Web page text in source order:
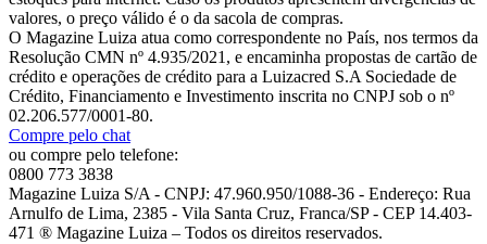
valores, o preço válido é o da sacola de compras.
O Magazine Luiza atua como correspondente no País, nos termos da
Resolução CMN nº 4.935/2021, e encaminha propostas de cartão de
crédito e operações de crédito para a Luizacred S.A Sociedade de
Crédito, Financiamento e Investimento inscrita no CNPJ sob o nº
02.206.577/0001-80.
Compre pelo chat
ou compre pelo telefone:
0800 773 3838
Magazine Luiza S/A - CNPJ: 47.960.950/1088-36 - Endereço: Rua
Arnulfo de Lima, 2385 - Vila Santa Cruz, Franca/SP - CEP 14.403-
471 ® Magazine Luiza – Todos os direitos reservados.